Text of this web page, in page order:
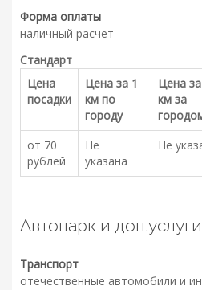
Форма оплаты
наличный расчет
Стандарт
Цена
посадки
Цена за 1
км по
городу
Цена
км за
от 70
рублей
Не
указана
Не
Автопарк и доп.услуги
Транспорт
отечественные автомобили и